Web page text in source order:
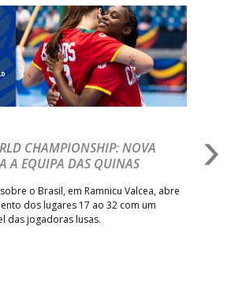
CHAMPIONSHIP: NOVA
A EQUIPA DAS QUINAS
o Brasil, em Ramnicu Valcea, abre
dos lugares 17 ao 32 com um
das jogadoras lusas.